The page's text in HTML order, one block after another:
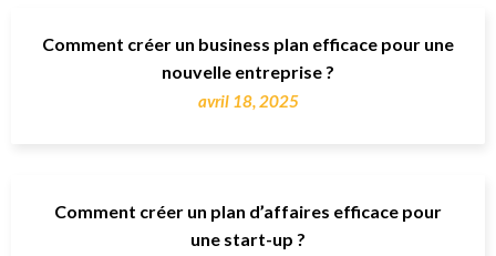
Comment créer un business plan efficace pour une
nouvelle entreprise ?
avril 18, 2025
Comment créer un plan d’affaires efficace pour
une start-up ?